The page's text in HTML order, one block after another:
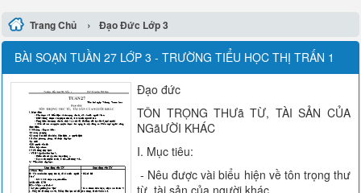
Trang Chủ › Đạo Đức Lớp 3
BÀI SOẠN TUẦN 27 LỚP 3 - TRƯỜNG TIỂU HỌC THỊ TRẤN 1
Đạo đức
TÔN TRỌNG THƯã TỪ, TÀI SẢN CỦA
NGãƯỜI KHÁC
I. Mục tiêu:
- Nêu được vài biểu hiện về tôn trọng thư
từ, tài sản của người khác.